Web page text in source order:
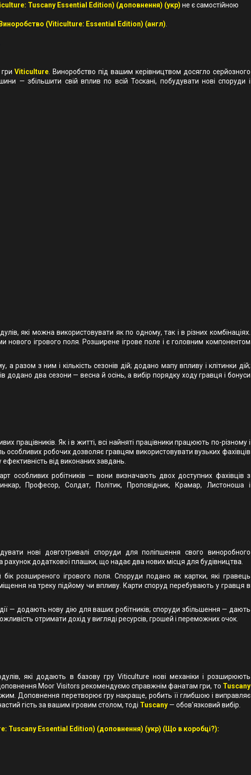
Tuscany Essential Edition) (доповнення) (укр) не є самостійною
Виноробство (Viticulture: Essential Edition) (англ)
гриViticulture . Виноробство під вашим керівництвом досягло серйозного
— збільшити свій вплив по всій Тоскані, побудувати нові споруди і
які можна використовувати як по одному, так і в різних комбінаціях.
нового ігрового поля. Розширене ігрове поле і є головним компонентом
разом з ним і кількість сезонів дій; додано мапу впливу і клітинки дій;
додано два сезони — весна й осінь, а вибір порядку ходу гравця і бонуси
працівників. Як і в житті, всі найняті працівники працюють по-різному і
особливих робочих дозволяє гравцям використовувати вузьких фахівців
від виконаних завдань.
особливих робітників — вони визначають двох доступних фахівців з
Професор, Солдат, Політик, Проповідник, Крамар, Листоноша і
нові довготривалі споруди для поліпшення свого виноробного
додаткової плашки, що надає два нових місця для будівництва.
розширеного ігрового поля. Споруди подано як картки, які гравець
на треку підйому чи впливу. Карти споруд перебувають у гравця в
— додають нову дію для ваших робітників; споруди збільшення — дають
отримати дохід у вигляді ресурсів, грошей і переможних очок.
які додають в базову гру Viticulture нові механіки і розширюють
доповнення Moor Visitors рекомендуємо справжнім фанатам гри, то Tuscany
Доповнення перетворює гру накраще, робить її глибшою і виправляє
гість за вашим ігровим столом, тоді Tuscany — обов'язковий вибір.
Tuscany Essential Edition) (доповнення) (укр) (Що в коробці?):